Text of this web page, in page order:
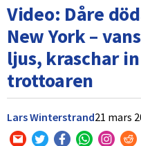
Video: Dåre
New York –
ljus, kraschar
trottoaren
Lars Winterstrand21 mars